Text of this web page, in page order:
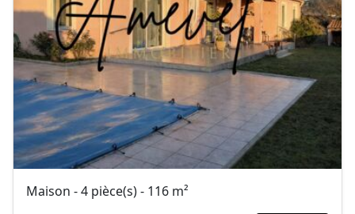
Maison - 4 pièce(s) - 116 m²